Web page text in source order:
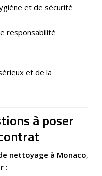
et de sécurité
responsabilité
et de la
à poser
nettoyage à Monaco,
: